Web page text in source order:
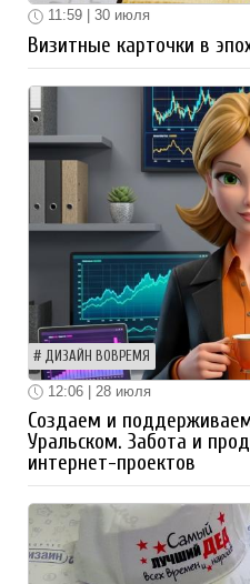
11:59 | 30 июля
Визитные карточки в
ДИЗАЙН ВОВРЕМЯ
12:06 | 28 июля
Создаем и
Уральском. Забота и
интернет-проектов